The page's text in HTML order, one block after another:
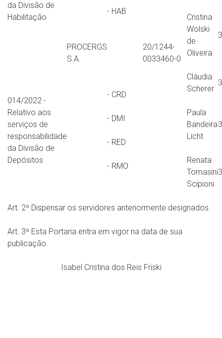
da Divisão de
Habilitação
PROCERGS
S.A.
- HAB
20/1244-
0033460-0
Cristina
Wolski
de
Oliveira
014/2022 -
Relativo aos
serviços de
responsabilidade
da Divisão de
Depósitos
- CRD
- DMI
- RED
- RMO
Cláudia
Scherer
Paula
Bandeira
Licht
Renata
Tomasini
Scipioni
Art. 2º Dispensar os servidores anteriormente designados.
Art. 3º Esta Portaria entra em vigor na data de sua
publicação.
Isabel Cristina dos Reis Friski